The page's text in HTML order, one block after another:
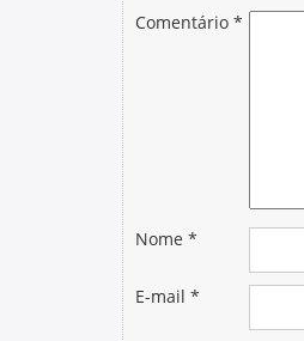
Comentário *
Nome *
E-mail *